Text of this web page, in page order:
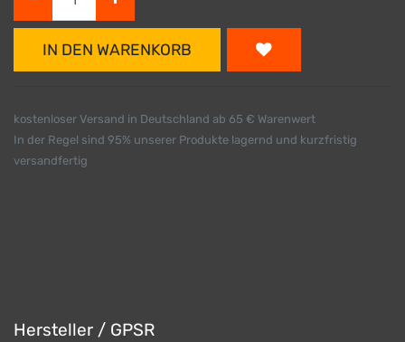
IN DEN WARENKORB
kostenloser Versand in Deutschland ab 65 € Warenwert
In der Regel sind 95% unserer Produkte lagernd und kurzfristig
versandfertig
Hersteller / GPSR